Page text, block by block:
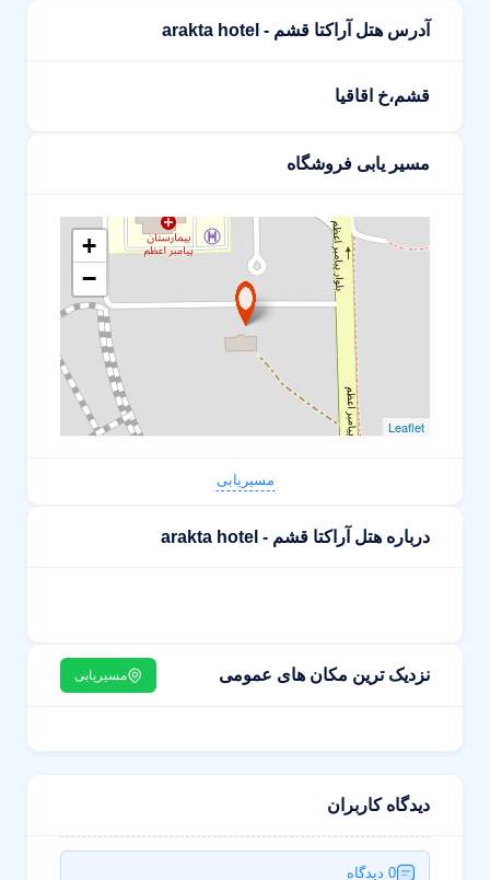
آدرس هتل آراکتا قشم - arakta hotel
قشم،خ اقاقیا
مسیر یابی فروشگاه
+
−
Leaflet
مسیریابی
درباره هتل آراکتا قشم - arakta hotel
نزدیک ترین مکان های عمومی مسیریابی
دیدگاه کاربران
0 دیدگاه